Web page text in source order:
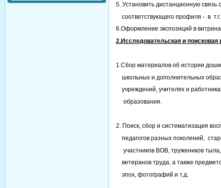
5. Установить дистанционную связь
соответствующего профиля - в т.г.
6.Оформление экспозиций в
2.Исследовательская и поисковая
1.Сбор материалов об истории
школьных и дополнительных
учреждений, учителях и
образования.
2. Поиск, сбор и систематизация
педагогов разных поколений,
участников ВОВ, тружеников тыла,
ветеранов труда, а также
эпох, фотографий и т.д.